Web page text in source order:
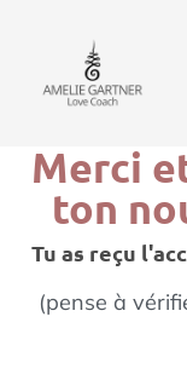
Merci
ton
Tu as reçu
(pense à